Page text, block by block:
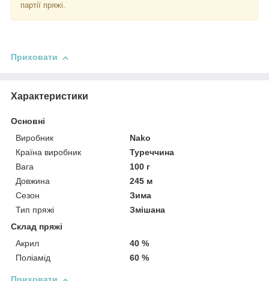
партії пряжі.
Приховати
Характеристики
Основні
Виробник
Nako
Країна виробник
Туреччина
Вага
100 г
Довжина
245 м
Сезон
Зима
Тип пряжі
Змішана
Склад пряжі
Акрил
40 %
Поліамід
60 %